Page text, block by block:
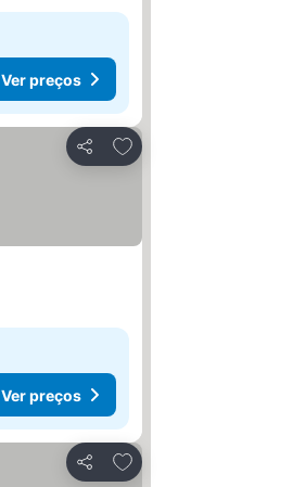
Ver preços
Partilhar
Adicionar aos favoritos
Ver preços
Partilhar
Adicionar aos favoritos